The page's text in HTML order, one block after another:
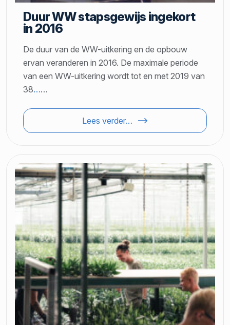
Duur WW stapsgewijs ingekort
in 2016
De duur van de WW-uitkering en de opbouw
ervan veranderen in 2016. De maximale periode
van een WW-uitkering wordt tot en met 2019 van
38……
Lees verder…